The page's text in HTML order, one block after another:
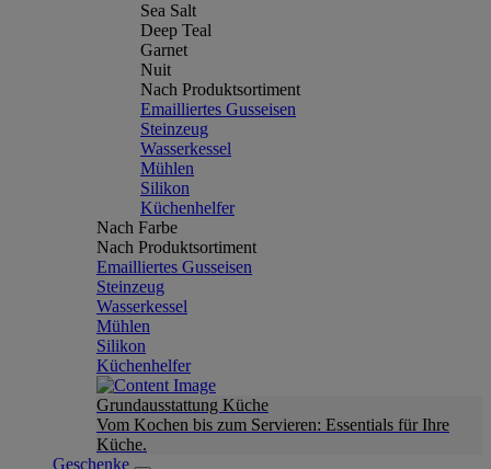
Sea Salt
Deep Teal
Garnet
Nuit
Nach Produktsortiment
Emailliertes Gusseisen
Steinzeug
Wasserkessel
Mühlen
Silikon
Küchenhelfer
Nach Farbe
Nach Produktsortiment
Emailliertes Gusseisen
Steinzeug
Wasserkessel
Mühlen
Silikon
Küchenhelfer
Grundausstattung Küche
Vom Kochen bis zum Servieren: Essentials für Ihre
Küche.
Geschenke